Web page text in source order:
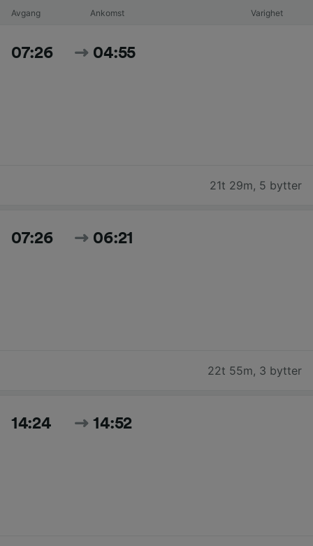
Avgang Ankomst Varighet
07:26 04:55
21t 29m, 5 bytter
07:26 06:21
22t 55m, 3 bytter
14:24 14:52